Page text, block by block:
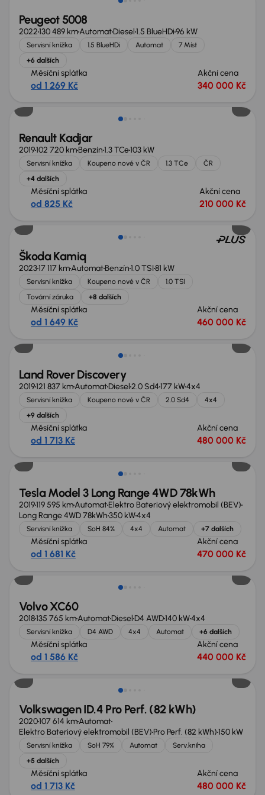
Peugeot 5008
2022130 489 kmAutomatDiesel1.5 BlueHDi96 kW
Servisní knížka 1.5 BlueHDi Automat
7 Míst
+6 dalších
Měsíční splátka
od 1 269 Kč
Akční cena
340 000 Kč
Zlevněno o 40 000 Kč
Renault Kadjar
2019102 720 kmBenzín1.3 TCe103 kW
Servisní knížka Koupeno nové v ČR 1.3 TCe
ČR
+4 dalších
Měsíční splátka
od 825 Kč
Akční cena
210 000 Kč
Zlevněno o 10 000 Kč
Škoda Kamiq
202317 117 kmAutomatBenzín1.0 TSI81 kW
Servisní knížka Koupeno nové v ČR
1.0 TSI
Tovární záruka
+8 dalších
Měsíční splátka
od 1 649 Kč
Akční cena
460 000 Kč
Zlevněno o 80 000 Kč
Land Rover Discovery
2019121 837 kmAutomatDiesel2.0 Sd4177 kW4x4
Servisní knížka Koupeno nové v ČR 2.0 Sd4
4x4
+9 dalších
Měsíční splátka
od 1 713 Kč
Akční cena
480 000 Kč
Zlevněno o 10 000 Kč
Tesla Model 3 Long Range 4WD 78kWh
2019119 595 kmAutomatElektro Bateriový elektromobil (BEV)
Long Range 4WD 78kWh350 kW4x4
Servisní knížka SoH 84% 4x4 Automat +7 dalších
Měsíční splátka
od 1 681 Kč
Akční cena
470 000 Kč
Zlevněno o 60 000 Kč
Volvo XC60
2018135 765 kmAutomatDiesel D4 AWD140 kW4x4
Servisní knížka D4 AWD 4x4 Automat +6 dalších
Měsíční splátka
od 1 586 Kč
Akční cena
440 000 Kč
Zlevněno o 30 000 Kč
Volkswagen ID.4 Pro Perf. (82 kWh)
2020107 614 kmAutomat
Elektro Bateriový elektromobil (BEV) Pro Perf. (82 kWh)150 kW
Servisní knížka SoH 79% Automat
Serv.kniha
+5 dalších
Měsíční splátka
od 1 713 Kč
Akční cena
480 000 Kč
Zlevněno o 90 000 Kč